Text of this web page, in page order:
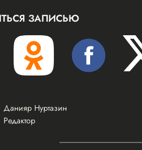
ЗАПИСЬЮ
Данияр Нуртазин
Редактор